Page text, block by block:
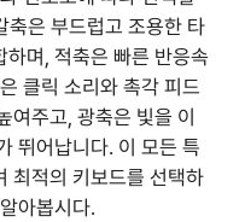
축은 부드럽고 조용한 타
며, 적축은 빠른 반응속
클릭 소리와 촉각 피드
여주고, 광축은 빛을 이
뛰어납니다. 이 모든 특
최적의 키보드를 선택하
아봅시다.